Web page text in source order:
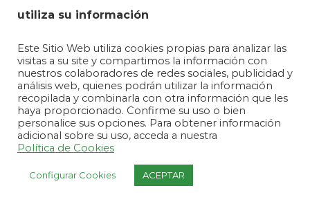
Basic Outdoor Gym SL-bogym® |Aviso
Legal|Política de Privacidad|Cookies|
Powered byEGVdigital
FacebookTwitter LinkedInInstagram
utiliza su información
Este Sitio Web utiliza cookies propias para analizar las
visitas a su site y compartimos la información con
nuestros colaboradores de redes sociales, publicidad y
análisis web, quienes podrán utilizar la información
recopilada y combinarla con otra información que les
haya proporcionado. Confirme su uso o bien
personalice sus opciones. Para obtener información
adicional sobre su uso, acceda a nuestra
Política de Cookies
Configurar Cookies ACEPTAR